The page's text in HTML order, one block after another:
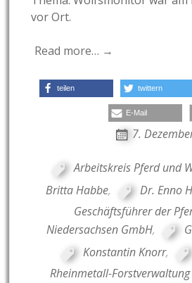
vor Ort.
Read more… →
teilen twittern
E-Mail
7.
Arbeitskreis Pferd und
Britta Habbe, Dr. Enno
Geschäftsführer der
Niedersachsen GmbH,
Konstantin Knorr,
Rheinmetall-